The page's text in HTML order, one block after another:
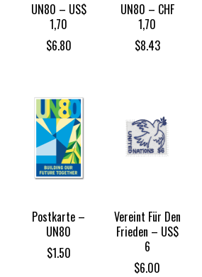
UN80 – US$
1,70
$6.80
UN80 – CHF
1,70
$8.43
Postkarte –
UN80
$1.50
Vereint Für Den
Frieden – US$
6
$6.00